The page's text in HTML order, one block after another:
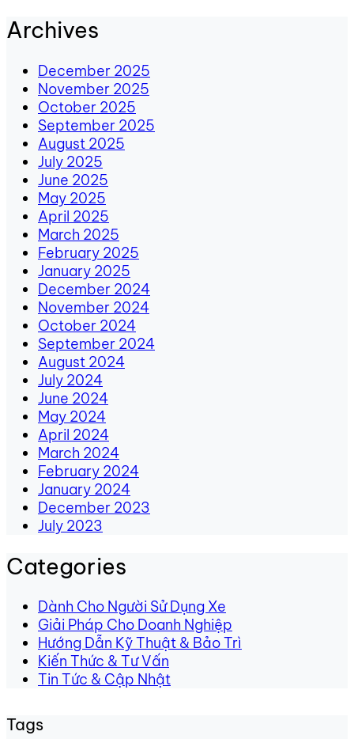
Archives
December 2025
November 2025
October 2025
September 2025
August 2025
July 2025
June 2025
May 2025
April 2025
March 2025
February 2025
January 2025
December 2024
November 2024
October 2024
September 2024
August 2024
July 2024
June 2024
May 2024
April 2024
March 2024
February 2024
January 2024
December 2023
July 2023
Categories
Dành Cho Người Sử Dụng Xe
Giải Pháp Cho Doanh Nghiệp
Hướng Dẫn Kỹ Thuật & Bảo Trì
Kiến Thức & Tư Vấn
Tin Tức & Cập Nhật
Tags